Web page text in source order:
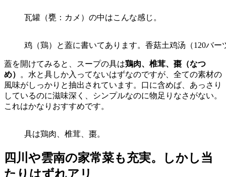
瓦罐（甕：カメ）の中はこんな感じ。
鸡（鶏）と蓋に書いてあります。香菇土鸡汤（120バー
蓋を開けてみると、スープの具は鶏肉、椎茸、棗（なつ
め） 。水と具しか入ってないはずなのですが、全ての素材の
風味がしっかりと抽出されています。口に含めば、あっさり
しているのに滋味深く、シンプルなのに物足りなさがない。
これはかなりおすすめです。
具は鶏肉、椎茸、棗。
四川や雲南の家常菜も充実。しかし当
たりはずれアリ